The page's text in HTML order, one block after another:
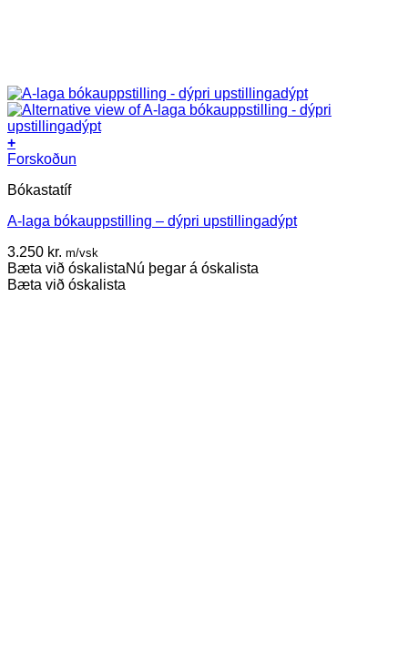
+
Forskoðun
Bókastatíf
A-laga bókauppstilling – dýpri upstillingadýpt
3.250 kr. m/vsk
Bæta við óskalistaNú þegar á óskalista
Bæta við óskalista